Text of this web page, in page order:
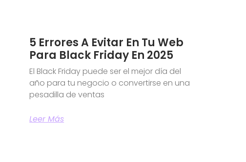
5 Errores A Evitar En Tu Web
Para Black Friday En 2025
El Black Friday puede ser el mejor día del
año para tu negocio o convertirse en una
pesadilla de ventas
Leer Más